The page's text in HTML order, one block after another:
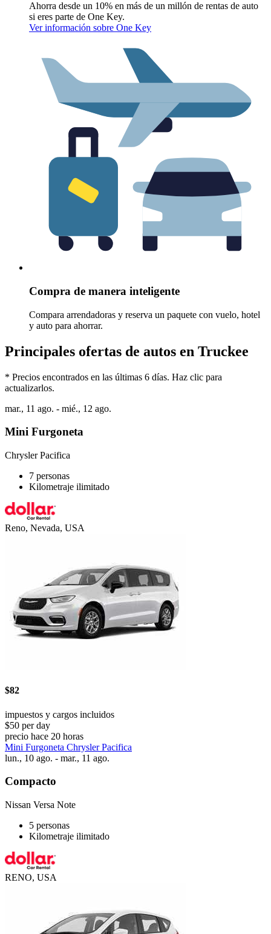
Ahorra desde un 10% en más de un millón de rentas de auto
si eres parte de One Key.
Ver información sobre One Key
Compra de manera inteligente
Compara arrendadoras y reserva un paquete con vuelo, hotel
y auto para ahorrar.
Principales ofertas de autos en Truckee
* Precios encontrados en las últimas 6 días. Haz clic para
actualizarlos.
mar., 11 ago. - mié., 12 ago.
Mini Furgoneta
Chrysler Pacifica
7 personas
Kilometraje ilimitado
Reno, Nevada, USA
$82
impuestos y cargos incluidos
$50 per day
precio hace 20 horas
Mini Furgoneta Chrysler Pacifica
lun., 10 ago. - mar., 11 ago.
Compacto
Nissan Versa Note
5 personas
Kilometraje ilimitado
RENO, USA